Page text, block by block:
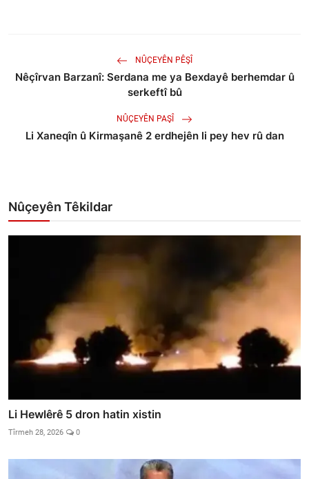
NÛÇEYÊN PÊŞÎ
Nêçîrvan Barzanî: Serdana me ya Bexdayê berhemdar û
serkeftî bû
NÛÇEYÊN PAŞÎ
Li Xaneqîn û Kirmaşanê 2 erdhejên li pey hev rû dan
Nûçeyên Têkildar
Li Hewlêrê 5 dron hatin xistin
Tîrmeh 28, 2026 0